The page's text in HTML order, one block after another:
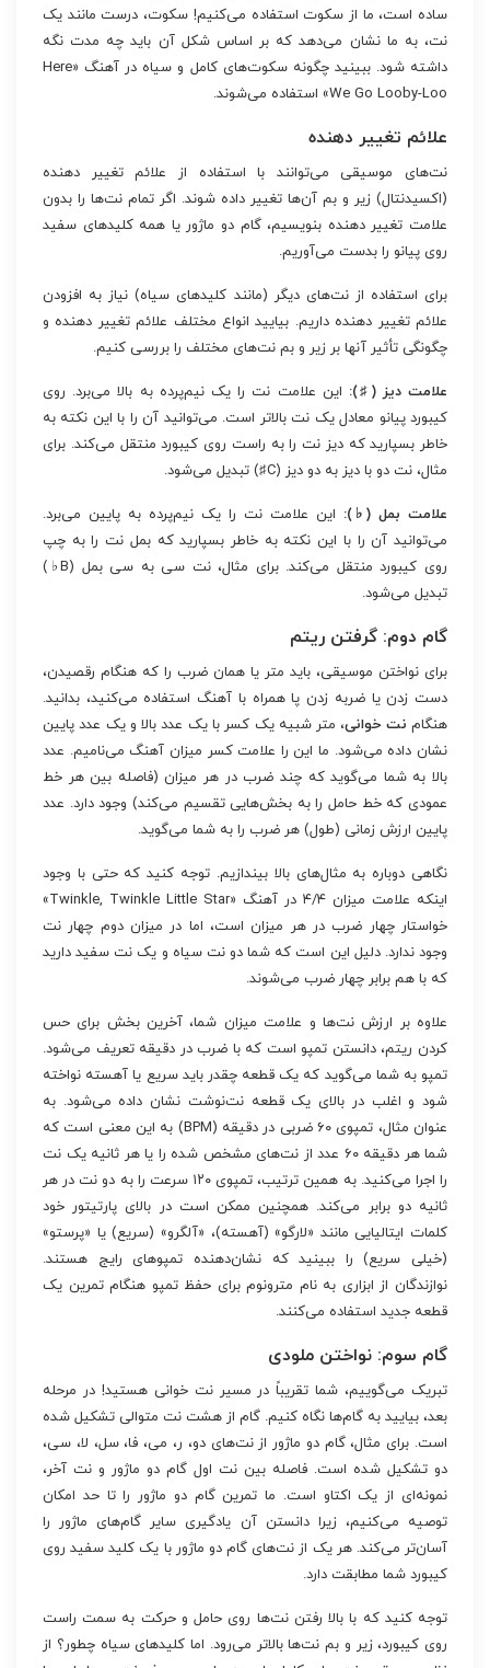
ساده است، ما از سکوت استفاده می‌کنیم! سکوت، درست مانند یک
نت، به ما نشان می‌دهد که بر اساس شکل آن باید چه مدت نگه
داشته شود. ببینید چگونه سکوت‌های کامل و سیاه در آهنگ «Here
We Go Looby-Loo» استفاده می‌شوند.
علائم تغییر دهنده
نت‌های موسیقی می‌توانند با استفاده از علائم تغییر دهنده
(اکسیدنتال) زیر و بم آن‌ها تغییر داده شوند. اگر تمام نت‌ها را بدون
علامت تغییر دهنده بنویسیم، گام دو ماژور یا همه کلیدهای سفید
روی پیانو را بدست می‌آوریم.
برای استفاده از نت‌های دیگر (مانند کلیدهای سیاه) نیاز به افزودن
علائم تغییر دهنده داریم. بیایید انواع مختلف علائم تغییر دهنده و
چگونگی تأثیر آنها بر زیر و بم نت‌های مختلف را بررسی کنیم.
علامت دیز (♯): این علامت نت را یک نیم‌پرده به بالا می‌برد. روی
کیبورد پیانو معادل یک نت بالاتر است. می‌توانید آن را با این نکته به
خاطر بسپارید که دیز نت را به راست روی کیبورد منتقل می‌کند. برای
مثال، نت دو با دیز به دو دیز (C♯) تبدیل می‌شود.
علامت بمل (♭): این علامت نت را یک نیم‌پرده به پایین می‌برد.
می‌توانید آن را با این نکته به خاطر بسپارید که بمل نت را به چپ
روی کیبورد منتقل می‌کند. برای مثال، نت سی به سی بمل (B♭)
تبدیل می‌شود.
گام دوم: گرفتن ریتم
برای نواختن موسیقی، باید متر یا همان ضرب را که هنگام رقصیدن،
دست زدن یا ضربه زدن پا همراه با آهنگ استفاده می‌کنید، بدانید.
هنگام نت خوانی، متر شبیه یک کسر با یک عدد بالا و یک عدد پایین
نشان داده می‌شود. ما این را علامت کسر میزان آهنگ می‌نامیم. عدد
بالا به شما می‌گوید که چند ضرب در هر میزان (فاصله بین هر خط
عمودی که خط حامل را به بخش‌هایی تقسیم می‌کند) وجود دارد. عدد
پایین ارزش زمانی (طول) هر ضرب را به شما می‌گوید.
نگاهی دوباره به مثال‌های بالا بیندازیم. توجه کنید که حتی با وجود
اینکه علامت میزان ۴/۴ در آهنگ «Twinkle, Twinkle Little Star»
خواستار چهار ضرب در هر میزان است، اما در میزان دوم چهار نت
وجود ندارد. دلیل این است که شما دو نت سیاه و یک نت سفید دارید
که با هم برابر چهار ضرب می‌شوند.
علاوه بر ارزش نت‌ها و علامت میزان شما، آخرین بخش برای حس
کردن ریتم، دانستن تمپو است که با ضرب در دقیقه تعریف می‌شود.
تمپو به شما می‌گوید که یک قطعه چقدر باید سریع یا آهسته نواخته
شود و اغلب در بالای یک قطعه نت‌نوشت نشان داده می‌شود. به
عنوان مثال، تمپوی ۶۰ ضربی در دقیقه (BPM) به این معنی است که
شما هر دقیقه ۶۰ عدد از نت‌های مشخص شده را یا هر ثانیه یک نت
را اجرا می‌کنید. به همین ترتیب، تمپوی ۱۲۰ سرعت را به دو نت در هر
ثانیه دو برابر می‌کند. همچنین ممکن است در بالای پارتیتور خود
کلمات ایتالیایی مانند «لارگو» (آهسته)، «آلگرو» (سریع) یا «پرستو»
(خیلی سریع) را ببینید که نشان‌دهنده تمپوهای رایج هستند.
نوازندگان از ابزاری به نام مترونوم برای حفظ تمپو هنگام تمرین یک
قطعه جدید استفاده می‌کنند.
گام سوم: نواختن ملودی
تبریک می‌گوییم، شما تقریباً در مسیر نت خوانی هستید! در مرحله
بعد، بیایید به گام‌ها نگاه کنیم. گام از هشت نت متوالی تشکیل شده
است. برای مثال، گام دو ماژور از نت‌های دو، ر، می، فا، سل، لا، سی،
دو تشکیل شده است. فاصله بین نت اول گام دو ماژور و نت آخر،
نمونه‌ای از یک اکتاو است. ما تمرین گام دو ماژور را تا حد امکان
توصیه می‌کنیم، زیرا دانستن آن یادگیری سایر گام‌های ماژور را
آسان‌تر می‌کند. هر یک از نت‌های گام دو ماژور با یک کلید سفید روی
کیبورد شما مطابقت دارد.
توجه کنید که با بالا رفتن نت‌ها روی حامل و حرکت به سمت راست
روی کیبورد، زیر و بم نت‌ها بالاتر می‌رود. اما کلیدهای سیاه چطور؟ از